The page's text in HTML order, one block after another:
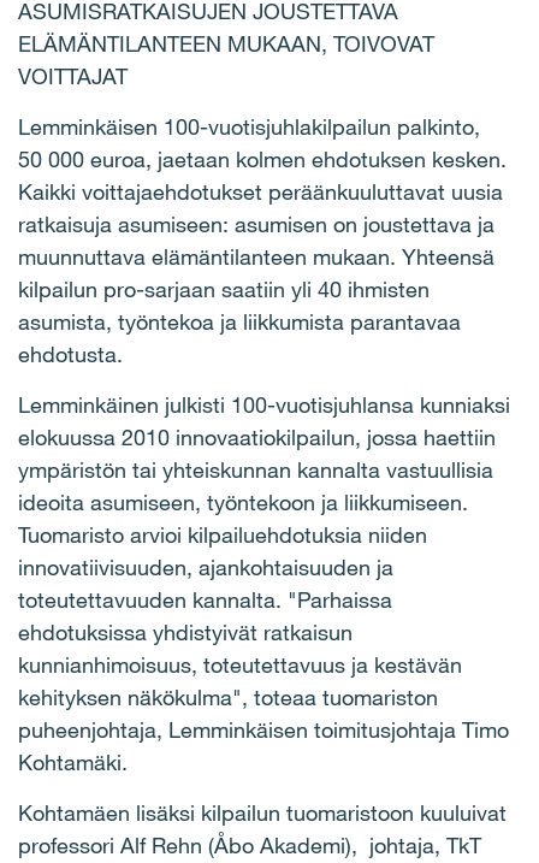
ASUMISRATKAISUJEN JOUSTETTAVA
ELÄMÄNTILANTEEN MUKAAN, TOIVOVAT
VOITTAJAT
Lemminkäisen 100-vuotisjuhlakilpailun palkinto,
50 000 euroa, jaetaan kolmen ehdotuksen kesken.
Kaikki voittajaehdotukset peräänkuuluttavat uusia
ratkaisuja asumiseen: asumisen on joustettava ja
muunnuttava elämäntilanteen mukaan. Yhteensä
kilpailun pro-sarjaan saatiin yli 40 ihmisten
asumista, työntekoa ja liikkumista parantavaa
ehdotusta.
Lemminkäinen julkisti 100-vuotisjuhlansa kunniaksi
elokuussa 2010 innovaatiokilpailun, jossa haettiin
ympäristön tai yhteiskunnan kannalta vastuullisia
ideoita asumiseen, työntekoon ja liikkumiseen.
Tuomaristo arvioi kilpailuehdotuksia niiden
innovatiivisuuden, ajankohtaisuuden ja
toteutettavuuden kannalta. "Parhaissa
ehdotuksissa yhdistyivät ratkaisun
kunnianhimoisuus, toteutettavuus ja kestävän
kehityksen näkökulma", toteaa tuomariston
puheenjohtaja, Lemminkäisen toimitusjohtaja Timo
Kohtamäki.
Kohtamäen lisäksi kilpailun tuomaristoon kuuluivat
professori Alf Rehn (Åbo Akademi), johtaja, TkT